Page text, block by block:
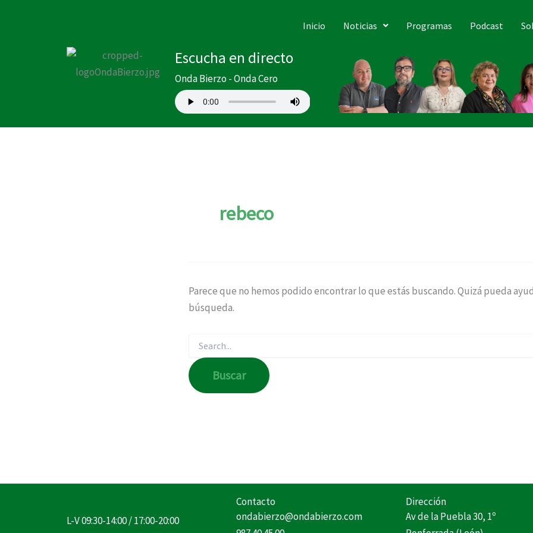
Inicio Noticias Programas Podcast
Escucha en directo
Onda Bierzo - Onda Cero
rebeco
Parece que no hemos podido encontrar lo que estás buscando. Quizá pueda
búsqueda.
L-V 09:30-14:00 / 17:00-20:00
Contacto
ondabierzo@ondabierzo.com
Dirección
Av de la Puebla 30, 1º